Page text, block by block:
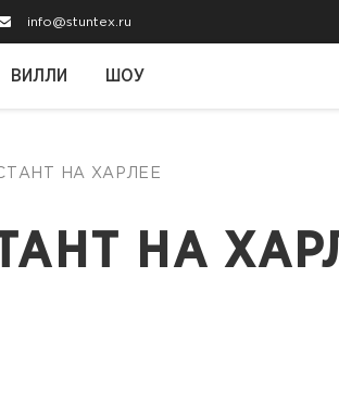
info@stuntex.ru
ВИЛЛИ ШОУ
НА ХАРЛЕЕ
НА